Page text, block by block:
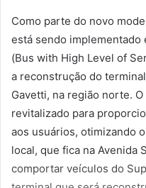
Como parte do novo
está sendo implementado
(Bus with High Level of
a reconstrução do
Gavetti, na região norte.
revitalizado para
aos usuários, otimizando
local, que fica na Avenida
comportar veículos do